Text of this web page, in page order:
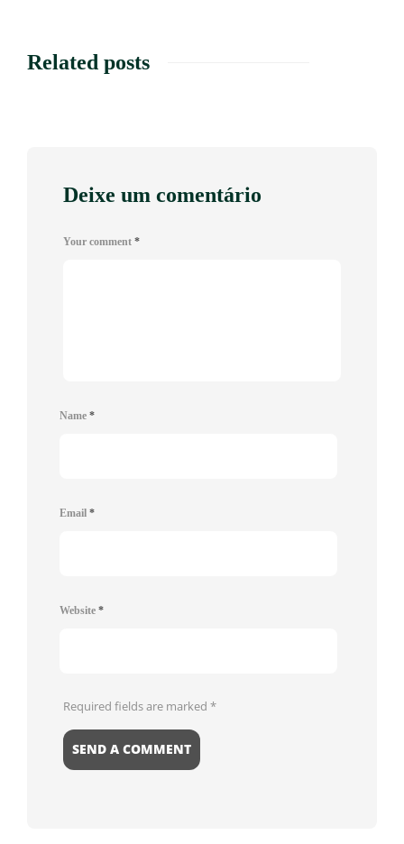
Related posts
Deixe um comentário
Your comment *
Name *
Email *
Website *
Required fields are marked *